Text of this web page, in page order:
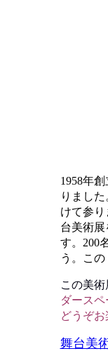
1958年
りまし
けて参
台美術
す。200
う。こ
この美
ダースペ
どうぞ
舞台美